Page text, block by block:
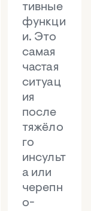
тивные
функци
и. Это
самая
частая
ситуац
ия
после
тяжёло
го
инсульт
а или
черепн
о-